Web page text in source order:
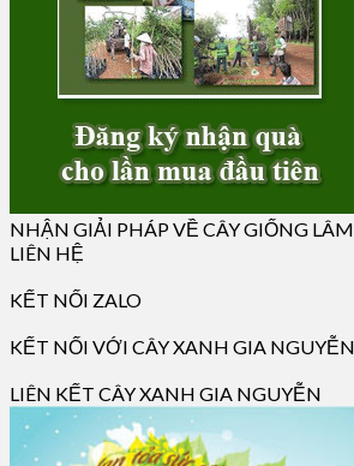
NHẬN GIẢI PHÁP VỀ CÂY GIỐNG
LIÊN HỆ
KẾT NỐI ZALO
KẾT NỐI VỚI CÂY XANH GIA NGUYỄN
LIÊN KẾT CÂY XANH GIA NGUYỄN